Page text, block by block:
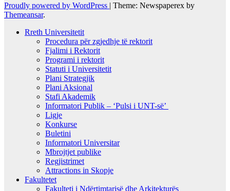
Proudly powered by WordPress | Theme: Newspaperex by
Themeansar.
Rreth Universitetit
Procedura për zgjedhje të rektorit
Fjalimi i Rektorit
Programi i rektorit
Statuti i Universitetit
Plani Strategjik
Plani Aksional
Stafi Akademik
Informatori Publik – ‘Pulsi i UNT-së’
Ligje
Konkurse
Buletini
Informatori Universitar
Mbrojtjet publike
Regjistrimet
Attractions in Skopje
Fakultetet
Fakulteti i Ndërtimtarisë dhe Arkitekturës